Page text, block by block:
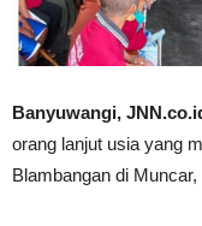
Banyuwangi,
orang lanjut usia yang
Blambangan di